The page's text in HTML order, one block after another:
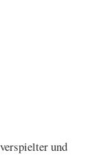
und